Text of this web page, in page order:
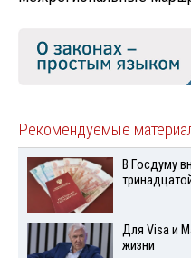
Рекомендуемые
В Госдуму
Для Visа и
жизни